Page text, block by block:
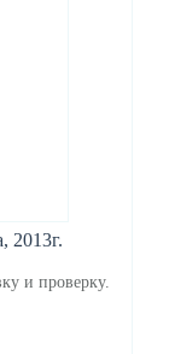
2013г.
и проверку.